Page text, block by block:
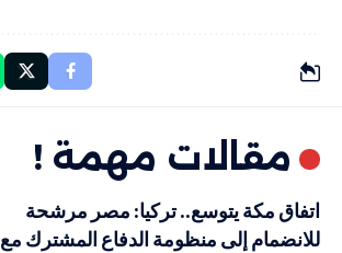
مقالات مهمة !
اتفاق مكة يتوسع.. تركيا: مصر مرشحة
للانضمام إلى منظومة الدفاع المشترك مع